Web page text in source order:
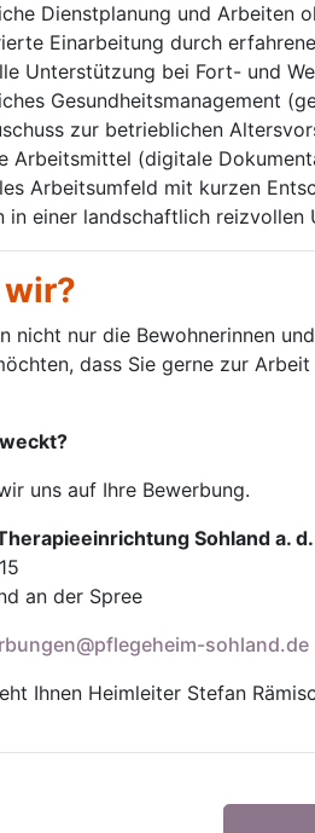
Dienstplanung und Arbeiten
Einarbeitung durch
Unterstützung bei Fort- und
Gesundheitsmanagement
zur betrieblichen
Arbeitsmittel (digitale
Arbeitsumfeld mit kurzen
in einer landschaftlich reizvollen
nicht nur die Bewohnerinnen
dass Sie gerne zur
uns auf Ihre Bewerbung.
Sohland a.
an der Spree
sohland.de
Ihnen Heimleiter Stefan